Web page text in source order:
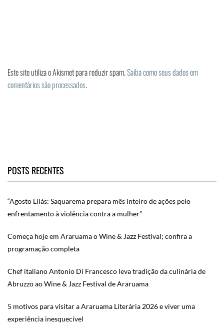
Este site utiliza o Akismet para reduzir spam.Saiba como seus dados em
comentários são processados.
POSTS RECENTES
“Agosto Lilás: Saquarema prepara mês inteiro de ações pelo
enfrentamento à violência contra a mulher”
Começa hoje em Araruama o Wine & Jazz Festival; confira a
programação completa
Chef italiano Antonio Di Francesco leva tradição da culinária de
Abruzzo ao Wine & Jazz Festival de Araruama
5 motivos para visitar a Araruama Literária 2026 e viver uma
experiência inesquecível